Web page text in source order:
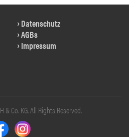
Datenschutz
AGBs
Impressum
Co. KG. All Rights Reserved.